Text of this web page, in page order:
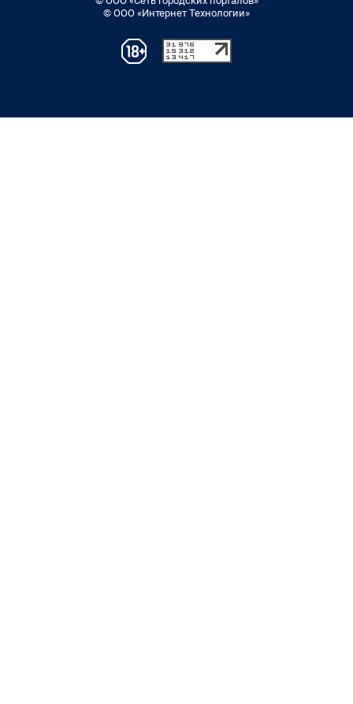
© ООО «Интернет Технологии»